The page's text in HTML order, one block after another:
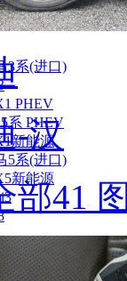
3系(进口)
PHEV
系 PHEV
新能源
5系(进口)
新能源
-汉
部41 图